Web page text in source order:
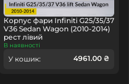
Корпус фари Infiniti G25/35/37
V36 Sedan Wagon (2010-2014)
рест лівий
В наявності
У кошик: 4961.00 ₴